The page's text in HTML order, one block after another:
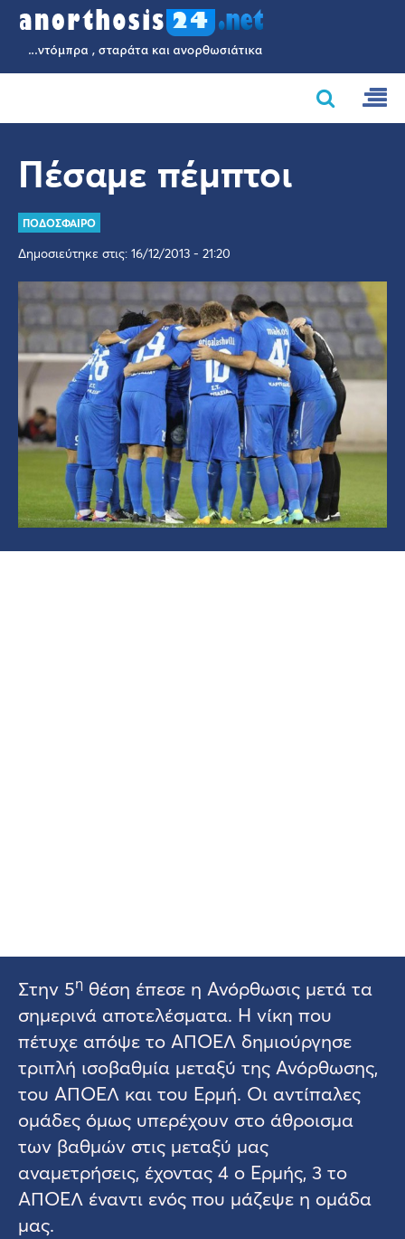
Πέσαμε πέμπτοι
ΠΟΔΟΣΦΑΙΡΟ
Δημοσιεύτηκε στις: 16/12/2013 - 21:20
Στην 5η θέση έπεσε η Ανόρθωσις μετά τα
σημερινά αποτελέσματα. Η νίκη που
πέτυχε απόψε το ΑΠΟΕΛ δημιούργησε
τριπλή ισοβαθμία μεταξύ της Ανόρθωσης,
του ΑΠΟΕΛ και του Ερμή. Οι αντίπαλες
ομάδες όμως υπερέχουν στο άθροισμα
των βαθμών στις μεταξύ μας
αναμετρήσεις, έχοντας 4 ο Ερμής, 3 το
ΑΠΟΕΛ έναντι ενός που μάζεψε η ομάδα
μας.